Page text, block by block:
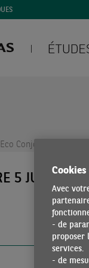
Eco Conjoncture 5 juin
5 JUIN 2024
Cookies
Avec
- de
proposer
services.
- de